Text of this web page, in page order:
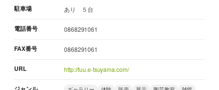
駐車場 あり ５台
電話番号 0868291061
FAX番号 0868291061
URL http://fuu.e-tsuyama.com/